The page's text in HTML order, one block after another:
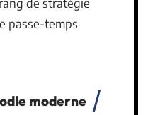
passe-temps
moderne